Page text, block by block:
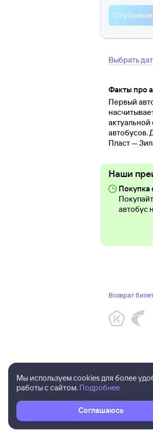
Выбрать
Факты про
Первый
автобусов.
Пласт —
Наши
Покупка
автобус
Возврат
Мы используем cookies для более
работы с сайтом. Подробнее
Соглашаюсь